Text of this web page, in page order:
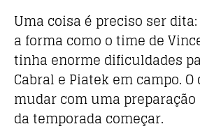
Uma coisa é preciso ser
a forma como o time de
tinha enorme dificuldades
Cabral e Piatek em campo. O
mudar com uma
da temporada começar.